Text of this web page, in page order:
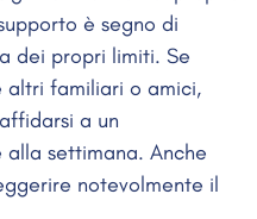
è segno di
dei propri limiti. Se
altri familiari o amici,
a un
settimana. Anche
notevolmente il